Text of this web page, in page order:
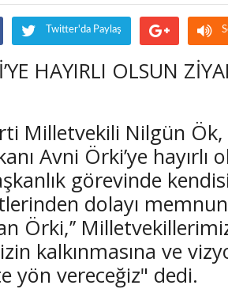
Twitter'da Paylaş
HAYIRLI OLSUN
Milletvekili Nilgün
Avni Örki’ye
görevinde
dolayı
Örki,’’
kalkınmasına ve
yön vereceğiz" dedi.